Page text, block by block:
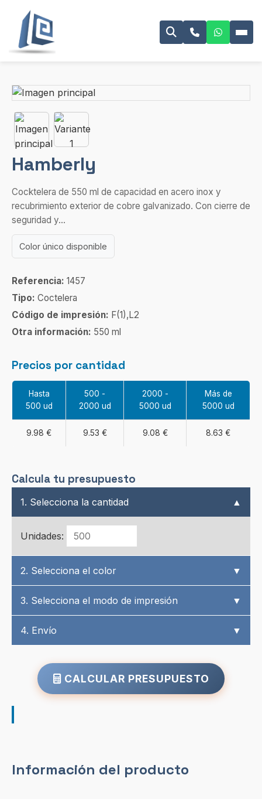
Hamberly
Cocktelera de 550 ml de capacidad en acero inox y
recubrimiento exterior de cobre galvanizado. Con cierre de
seguridad y...
Color único disponible
Referencia: 1457
Tipo: Coctelera
Código de impresión: F(1),L2
Otra información: 550 ml
Precios por cantidad
Hasta
500 ud
500 -
2000 ud
2000 -
5000 ud
Más de
5000 ud
9.98 € 9.53 € 9.08 € 8.63 €
Calcula tu presupuesto
1. Selecciona la cantidad ▲
Unidades:
2. Selecciona el color ▼
3. Selecciona el modo de impresión ▼
4. Envío ▼
CALCULAR PRESUPUESTO
Información del producto